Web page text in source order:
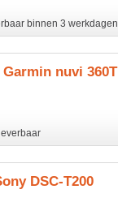
binnen 3 werkdagen
Garmin nuvi 360T
DSC-T200